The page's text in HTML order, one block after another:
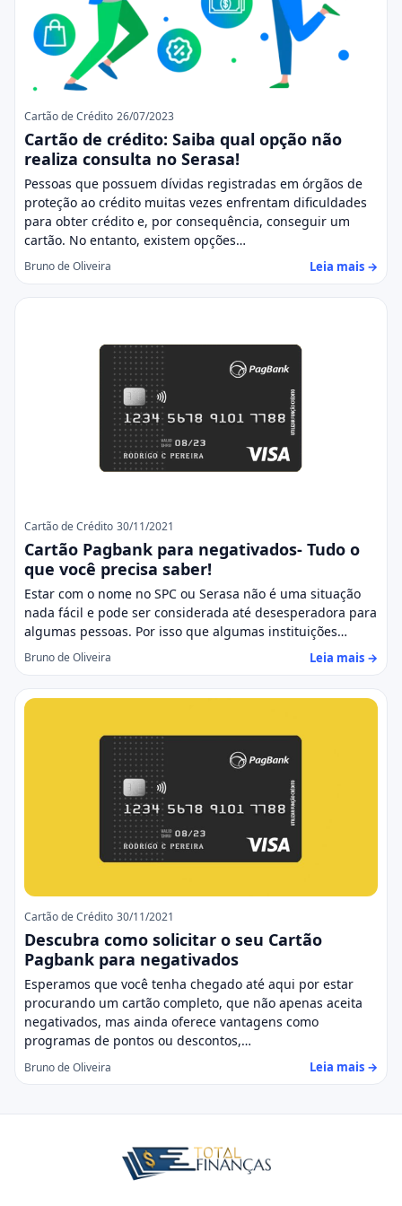
Cartão de Crédito 26/07/2023
Cartão de crédito: Saiba qual opção não
realiza consulta no Serasa!
Pessoas que possuem dívidas registradas em órgãos de
proteção ao crédito muitas vezes enfrentam dificuldades
para obter crédito e, por consequência, conseguir um
cartão. No entanto, existem opções…
Bruno de Oliveira Leia mais →
Cartão de Crédito 30/11/2021
Cartão Pagbank para negativados- Tudo o
que você precisa saber!
Estar com o nome no SPC ou Serasa não é uma situação
nada fácil e pode ser considerada até desesperadora para
algumas pessoas. Por isso que algumas instituições…
Bruno de Oliveira Leia mais →
Cartão de Crédito 30/11/2021
Descubra como solicitar o seu Cartão
Pagbank para negativados
Esperamos que você tenha chegado até aqui por estar
procurando um cartão completo, que não apenas aceita
negativados, mas ainda oferece vantagens como
programas de pontos ou descontos,…
Bruno de Oliveira Leia mais →